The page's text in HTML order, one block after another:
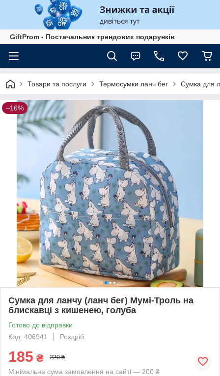
GiftProm - Постачальник трендових подарунків
Товари та послуги Термосумки ланч бег Сумка для
–16%
Сумка для ланчу (ланч бег) Мумі-Троль на
блискавці з кишенею, голуба
Готово до відправки
Код: 406941
Роздріб
185 ₴ 220 ₴
Мінімальна сума замовлення на сайті — 200 ₴